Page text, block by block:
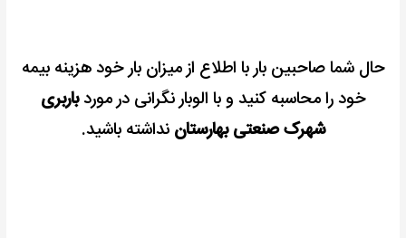
حال شما صاحبین بار با اطلاع از میزان بار خود هزینه بیمه
خود را محاسبه کنید و با الوبار نگرانی در موردباربری
شهرک صنعتی بهارستان نداشته باشید.